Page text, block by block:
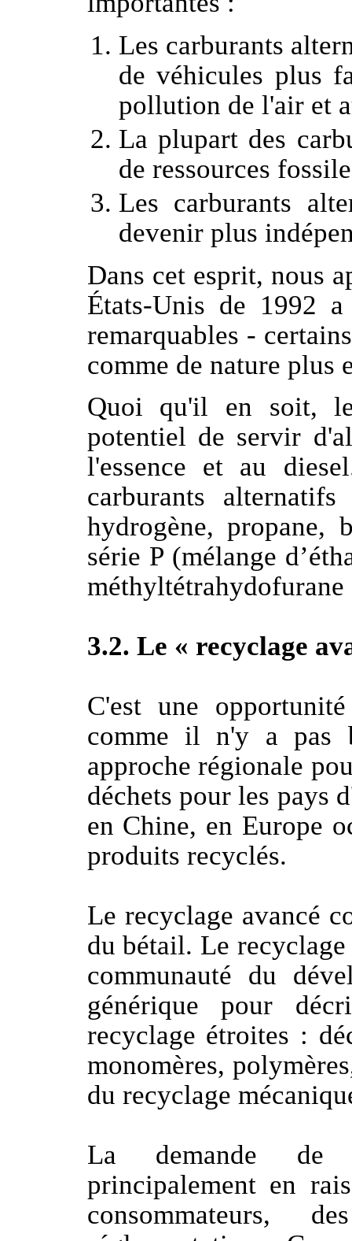
Les carburants
de véhicules plus
pollution de l'air et
La plupart des
de ressources
Les carburants
devenir plus
Dans cet esprit, nous
États-Unis de 1992
remarquables -
comme de nature plus
Quoi qu'il en soit,
potentiel de servir
l'essence et au
carburants
hydrogène, propane,
série P (mélange
3.2. Le « recyclage
C'est une
comme il n'y a pas
approche régionale
déchets pour les pays
en Chine, en Europe
produits recyclés.
Le recyclage avancé
du bétail. Le
communauté du
générique pour
recyclage étroites :
monomères,
du recyclage
La demande de
principalement en
consommateurs,